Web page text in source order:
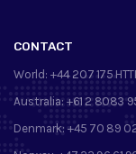
CONTACT
World: +44 207 175
Australia: +61 2 8083
Denmark: +45 70 89